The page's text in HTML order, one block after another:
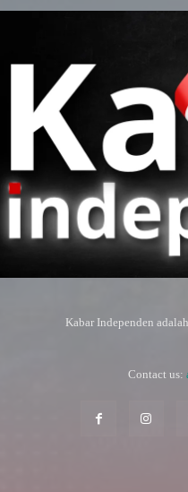
Kabar Independen
Contact us: